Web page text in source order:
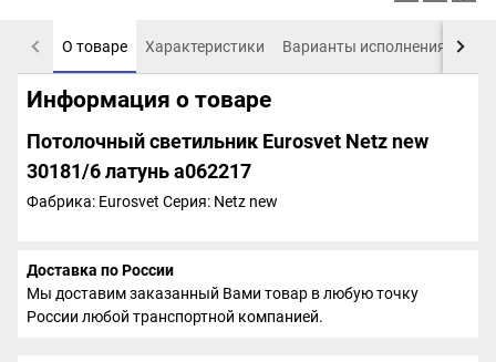
О товаре Характеристики Варианты исполнения
Информация о товаре
Потолочный светильник Eurosvet Netz new
30181/6 латунь a062217
Фабрика: Eurosvet Серия: Netz new
Доставка по России
Мы доставим заказанный Вами товар в любую точку
России любой транспортной компанией.